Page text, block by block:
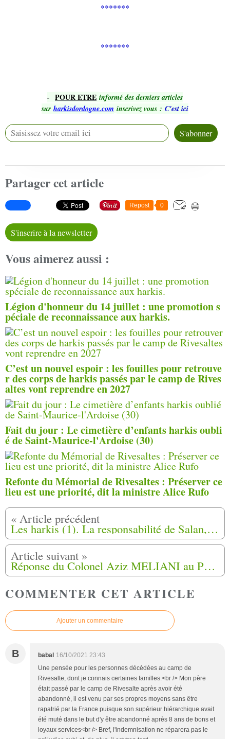
*******
*******
- POUR ETRE informé des derniers articles
sur harkisdordogne.com inscrivez vous : C'est ici
Partager cet article
Repost 0
S'inscrire à la newsletter
Vous aimerez aussi :
Légion d'honneur du 14 juillet : une promotion s
péciale de reconnaissance aux harkis.
C’est un nouvel espoir : les fouilles pour retrouve
r des corps de harkis passés par le camp de Rives
altes vont reprendre en 2027
Fait du jour : Le cimetière d’enfants harkis oubli
é de Saint-Maurice-l'Ardoise (30)
Refonte du Mémorial de Rivesaltes : Préserver ce
lieu est une priorité, dit la ministre Alice Rufo
Les harkis (1). La responsabilité de Salan, Challe et consorts
Réponse du Colonel Aziz MELIANI au Président de la République
COMMENTER CET ARTICLE
Ajouter un commentaire
B babal 16/10/2021 23:43
Une pensée pour les personnes décédées au camp de
Rivesalte, dont je connais certaines familles.<br /> Mon père
était passé par le camp de Rivesalte après avoir été
abandonné, il est venu par ses propres moyens sans être
rapatrié par la France puisque son supérieur hiérarchique avait
été muté dans le but d'y être abandonné après 8 ans de bons et
loyaux services<br /> Bref, l'indemnisation ne réparera pas le